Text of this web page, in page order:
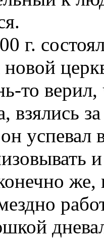
г.
новой
то
взялись
успевал